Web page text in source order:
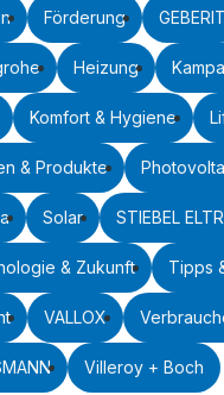
Förderung
Heizung
Komfort & Hygiene
& Produkte
Solar STIEBEL
& Zukunft Tipps
VALLOX
Villeroy + Boch